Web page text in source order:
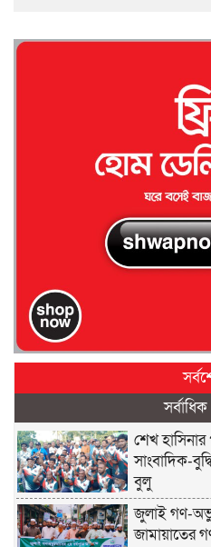
শেখ
সাংবাদিক-
বুলু
জুলাই গণ-
জামায়াতের